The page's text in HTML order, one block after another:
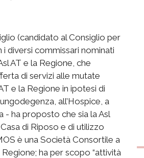
(candidato al Consiglio per
i diversi commissari nominati
AT e la Regione, che
di servizi alle mutate
e la Regione in ipotesi di
all’Hospice, a
- ha proposto che sia la Asl
di Riposo e di utilizzo
è una Società Consortile a
ha per scopo “attività